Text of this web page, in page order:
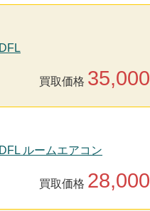
買取価格 35,000
ルームエアコン
買取価格 28,000